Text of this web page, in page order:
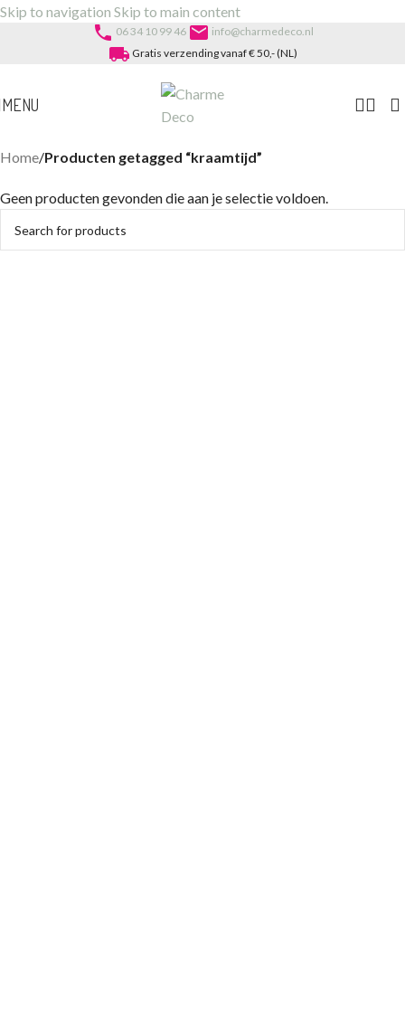
Skip to navigation Skip to main content
phone 06 34 10 99 46 email info@charmedeco.nl
local_shipping Gratis verzending vanaf € 50,- (NL)
MENU
Home/Producten getagged “kraamtijd”
Geen producten gevonden die aan je selectie voldoen.